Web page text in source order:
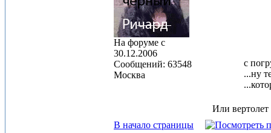
На форуме с
30.12.2006
Сообщений: 63548
Москва
с
...ну
Или
В начало страницы